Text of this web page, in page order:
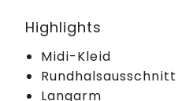
Highlights
Midi-Kleid
Rundhalsausschnitt
Langarm